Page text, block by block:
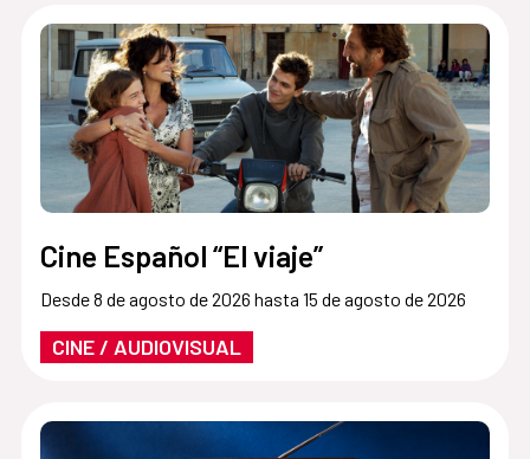
Cine Español “El viaje”
Desde 8 de agosto de 2026 hasta 15 de agosto de 2026
CINE / AUDIOVISUAL